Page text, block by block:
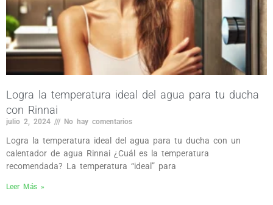
Logra la temperatura ideal del agua para tu ducha
con Rinnai
julio 2, 2024 No hay comentarios
Logra la temperatura ideal del agua para tu ducha con un
calentador de agua Rinnai ¿Cuál es la temperatura
recomendada? La temperatura “ideal” para
Leer Más »